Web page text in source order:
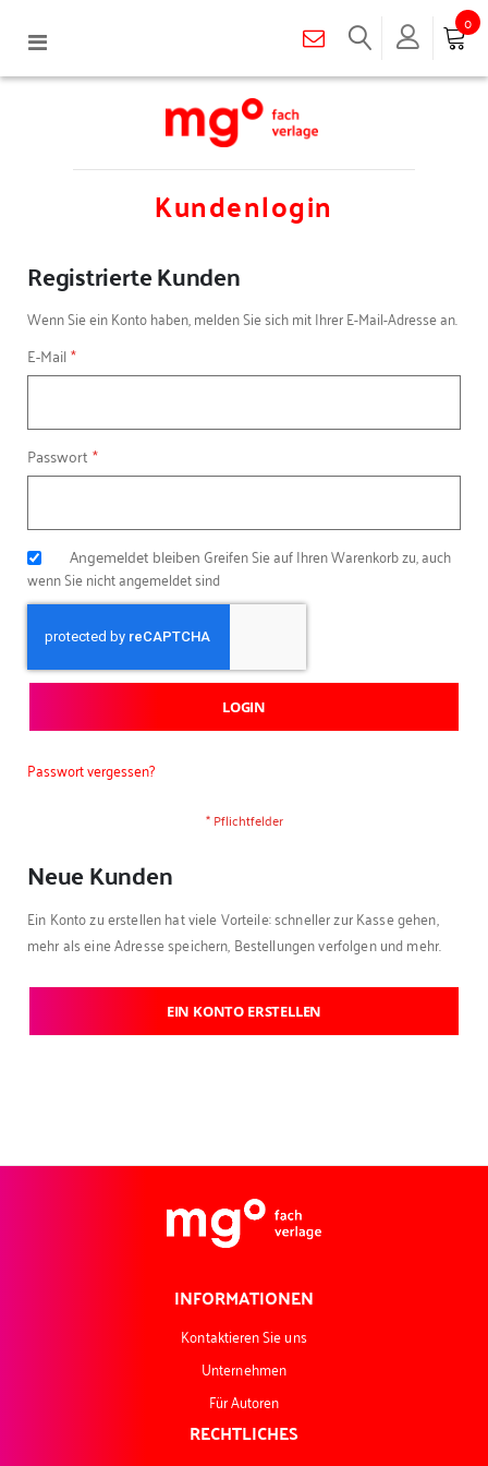
Navigation
0
Kundenlogin
Registrierte Kunden
Wenn Sie ein Konto haben, melden Sie sich mit Ihrer E-Mail-Adresse an.
E-Mail
Passwort
Angemeldet bleiben Greifen Sie auf Ihren Warenkorb zu, auch
wenn Sie nicht angemeldet sind
LOGIN
Passwort vergessen?
Neue Kunden
Ein Konto zu erstellen hat viele Vorteile: schneller zur Kasse gehen,
mehr als eine Adresse speichern, Bestellungen verfolgen und mehr.
EIN KONTO ERSTELLEN
INFORMATIONEN
Kontaktieren Sie uns
Unternehmen
Für Autoren
RECHTLICHES